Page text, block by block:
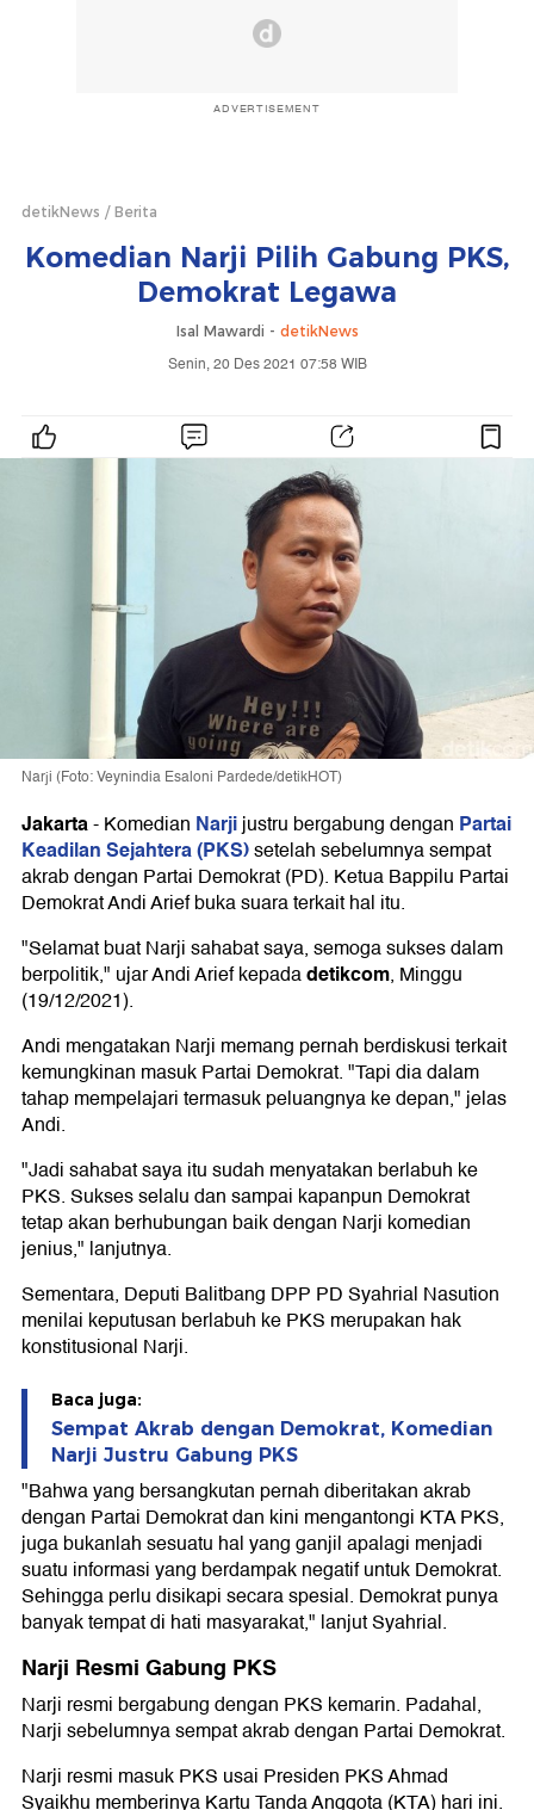
ADVERTISEMENT
detikNews Berita
Komedian Narji Pilih Gabung PKS,
Demokrat Legawa
Isal Mawardi - detikNews
Senin, 20 Des 2021 07:58 WIB
Narji (Foto: Veynindia Esaloni Pardede/detikHOT)
Jakarta-Komedian Narjijustru bergabung dengan Partai
Keadilan Sejahtera (PKS)setelah sebelumnya sempat
akrab dengan Partai Demokrat (PD). Ketua Bappilu Partai
Demokrat Andi Arief buka suara terkait hal itu.
"Selamat buat Narji sahabat saya, semoga sukses dalam
berpolitik," ujar Andi Arief kepadadetikcom, Minggu
(19/12/2021).
Andi mengatakan Narji memang pernah berdiskusi terkait
kemungkinan masuk Partai Demokrat. "Tapi dia dalam
tahap mempelajari termasuk peluangnya ke depan," jelas
Andi.
"Jadi sahabat saya itu sudah menyatakan berlabuh ke
PKS. Sukses selalu dan sampai kapanpun Demokrat
tetap akan berhubungan baik dengan Narji komedian
jenius," lanjutnya.
Sementara, Deputi Balitbang DPP PD Syahrial Nasution
menilai keputusan berlabuh ke PKS merupakan hak
konstitusional Narji.
Baca juga:
Sempat Akrab dengan Demokrat, Komedian
Narji Justru Gabung PKS
"Bahwa yang bersangkutan pernah diberitakan akrab
dengan Partai Demokrat dan kini mengantongi KTA PKS,
juga bukanlah sesuatu hal yang ganjil apalagi menjadi
suatu informasi yang berdampak negatif untuk Demokrat.
Sehingga perlu disikapi secara spesial. Demokrat punya
banyak tempat di hati masyarakat," lanjut Syahrial.
Narji Resmi Gabung PKS
Narji resmi bergabung dengan PKS kemarin. Padahal,
Narji sebelumnya sempat akrab dengan Partai Demokrat.
Narji resmi masuk PKS usai Presiden PKS Ahmad
Syaikhu memberinya Kartu Tanda Anggota (KTA) hari ini.